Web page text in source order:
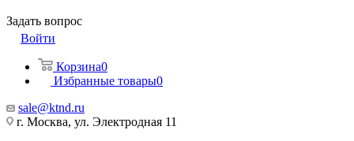
Задать вопрос
Войти
Корзина0
Избранные товары0
sale@ktnd.ru
г. Москва, ул. Электродная 11